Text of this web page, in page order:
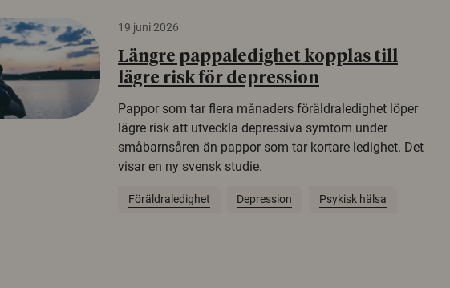
19 juni 2026
Längre pappaledighet kopplas till
lägre risk för depression
Pappor som tar flera månaders föräldraledighet löper
lägre risk att utveckla depressiva symtom under
småbarnsåren än pappor som tar kortare ledighet. Det
visar en ny svensk studie.
Föräldraledighet Depression Psykisk hälsa